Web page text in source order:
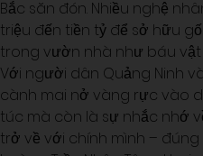
Bắc săn đón. Nhiều nghệ
triệu đến tiền tỷ để sở hữu
trong vườn nhà như báu
Với người dân Quảng Ninh
cành mai nở vàng rực vào
túc mà còn là sự nhắc nhớ
trở về với chính mình – đúng